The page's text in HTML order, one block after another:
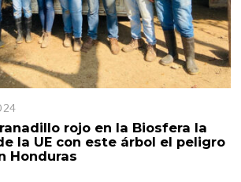
6
d
e
f
rojo en la Biosfera la
la UE con este árbol el peligro
Honduras